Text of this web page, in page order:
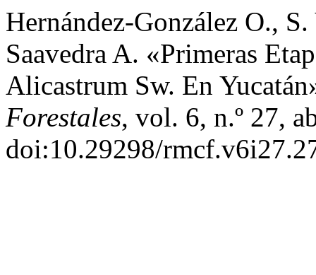
Hernández-González O.,
Saavedra A. «Primeras
Alicastrum Sw. En
Forestales, vol. 6, n.º 27,
doi:10.29298/